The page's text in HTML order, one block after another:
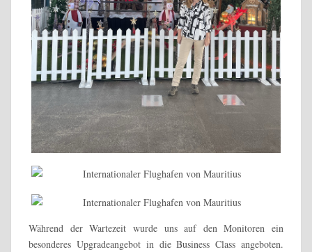
Während der Wartezeit wurde uns auf den Monitoren ein
besonderes Upgradeangebot in die Business Class angeboten.